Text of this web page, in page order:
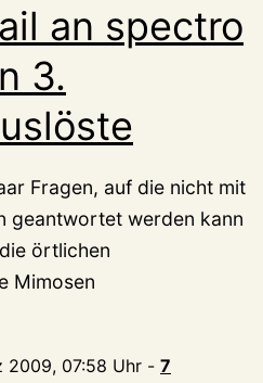
an spectro
3.
Fragen, auf die nicht mit
geantwortet werden kann
örtlichen
Mimosen
2009, 07:58 Uhr - 7